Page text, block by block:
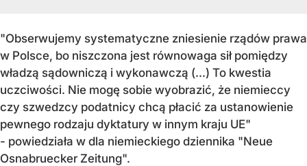
"Obserwujemy systematyczne zniesienie rządów prawa
w Polsce, bo niszczona jest równowaga sił pomiędzy
władzą sądowniczą i wykonawczą (...) To kwestia
uczciwości. Nie mogę sobie wyobrazić, że niemieccy
czy szwedzcy podatnicy chcą płacić za ustanowienie
pewnego rodzaju dyktatury w innym kraju UE"
- powiedziała w dla niemieckiego dziennika "Neue
Osnabruecker Zeitung".